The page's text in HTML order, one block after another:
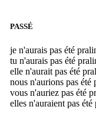
PASSÉ
je n'aurais pas été
tu n'aurais pas été
elle n'aurait pas été
nous n'aurions pas été
vous n'auriez pas été
elles n'auraient pas été